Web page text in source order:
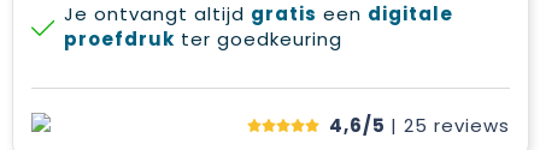
Je ontvangt altijd gratis een digitale
proefdruk ter goedkeuring
4,6/5 | 25 reviews